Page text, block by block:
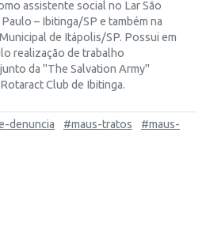
assistente social no Lar São
– Ibitinga/SP e também na
de Itápolis/SP. Possui em
realização de trabalho
da "The Salvation Army"
Club de Ibitinga.
denuncia #maus-tratos
#maus-